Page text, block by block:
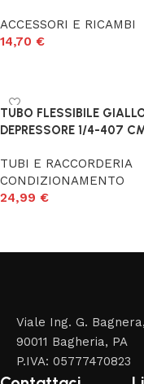
ACCESSORI E RICAMBI
14,70 €
TUBO FLESSIBILE
DEPRESSORE 1/4-407
TUBI E RACCORDERIA
CONDIZIONAMENTO
24,99 €
Viale Ing. G.
90011 Bagheria, PA
P.IVA: 05777470823